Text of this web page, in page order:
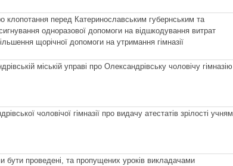
клопотання перед Катеринославським губернським та
одноразової допомоги на відшкодування витрат
щорічної допомоги на утримання гімназії
міській управі про Олександрівську чоловічу гімназію
чоловічої гімназії про видачу атестатів зрілості учням
бути проведені, та пропущених уроків викладачами